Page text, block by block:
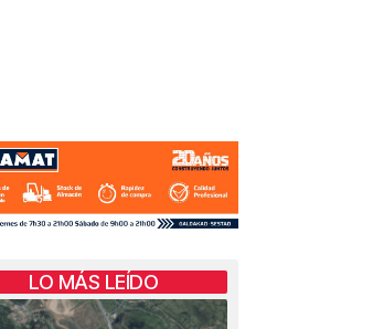
LO MÁS LEÍDO